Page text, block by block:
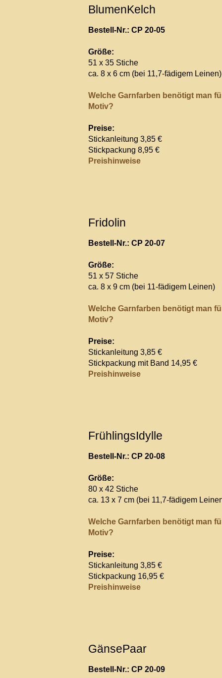
BlumenKelch
Bestell-Nr.: CP 20-05
Größe:
51 x 35 Stiche
ca. 8 x 6 cm (bei 11,7-fädigem Leinen)
Welche Garnfarben benötigt man
Motiv?
Preise:
Stickanleitung 3,85 €
Stickpackung 8,95 €
Preishinweise
Fridolin
Bestell-Nr.: CP 20-07
Größe:
51 x 57 Stiche
ca. 8 x 9 cm (bei 11-fädigem Leinen)
Welche Garnfarben benötigt man
Motiv?
Preise:
Stickanleitung 3,85 €
Stickpackung mit Band 14,95 €
Preishinweise
FrühlingsIdylle
Bestell-Nr.: CP 20-08
Größe:
80 x 42 Stiche
ca. 13 x 7 cm (bei 11,7-fädigem
Welche Garnfarben benötigt man
Motiv?
Preise:
Stickanleitung 3,85 €
Stickpackung 16,95 €
Preishinweise
GänsePaar
Bestell-Nr.: CP 20-09